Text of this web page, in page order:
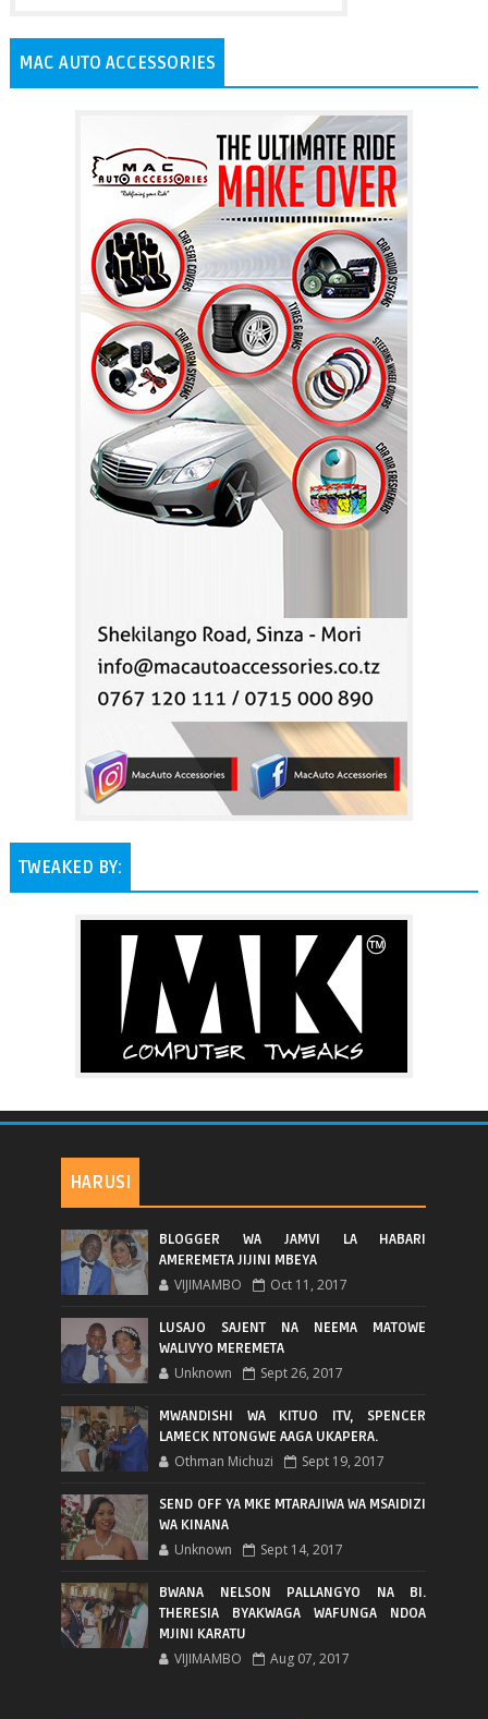
MAC AUTO ACCESSORIES
TWEAKED BY:
HARUSI
BLOGGER WA JAMVI LA HABARI
AMEREMETA JIJINI MBEYA
VIJIMAMBO Oct 11, 2017
LUSAJO SAJENT NA NEEMA MATOWE
WALIVYO MEREMETA
Unknown Sept 26, 2017
MWANDISHI WA KITUO ITV, SPENCER
LAMECK NTONGWE AAGA UKAPERA.
Othman Michuzi Sept 19, 2017
SEND OFF YA MKE MTARAJIWA WA MSAIDIZI
WA KINANA
Unknown Sept 14, 2017
BWANA NELSON PALLANGYO NA BI.
THERESIA BYAKWAGA WAFUNGA NDOA
MJINI KARATU
VIJIMAMBO Aug 07, 2017